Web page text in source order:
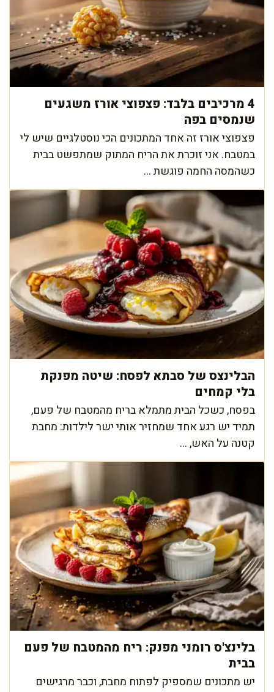
4 מרכיבים בלבד: פצפוצי אורז משגעים
שנמסים בפה
פצפוצי אורז זה אחד המתכונים הכי נוסטלגיים שיש לי
במטבח. אני זוכרת את הריח המתוק שמתפשט בבית
כשהמסה החמה פוגשת ...
הבלינצס של סבתא לפסח: שיטה מפנקת
בלי קמחים
בפסח, כשכל הבית מתמלא בריח מהמטבח של פעם,
תמיד יש רגע אחד שמחזיר אותי ישר לילדות: מחבת
קטנה על האש, ...
בלינצ'ס רומני מפנק: ריח מהמטבח של פעם
בבית
יש מתכונים שמספיק לפתוח מחבת, וכבר מרגישים